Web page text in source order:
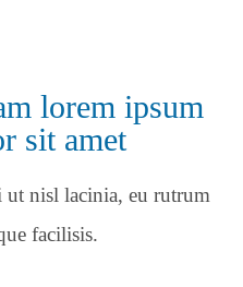
lorem ipsum
sit amet
ut nisl lacinia, eu rutrum
facilisis.